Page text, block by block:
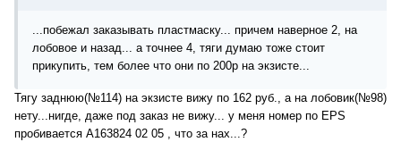
...побежал заказывать пластмаску... причем наверное 2, на
лобовое и назад... а точнее 4, тяги думаю тоже стоит
прикупить, тем более что они по 200р на экзисте...
Тягу заднюю(№114) на экзисте вижу по 162 руб., а на лобовик(№98)
нету...нигде, даже под заказ не вижу... у меня номер по EPS
пробивается A163824 02 05 , что за нах...?